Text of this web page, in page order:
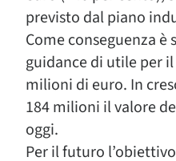
previsto dal piano
Come conseguenza
guidance di utile per il
milioni di euro. In
184 milioni il valore
oggi.
Per il futuro